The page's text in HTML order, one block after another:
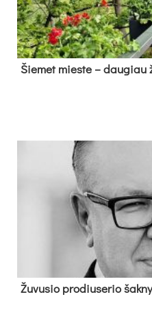
Šie­met mies­te – dau­giau
Žu­vu­sio pro­diu­se­rio